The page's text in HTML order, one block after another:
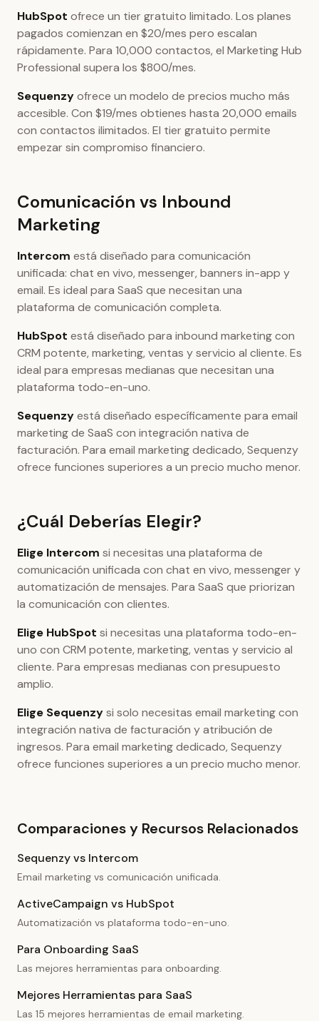
HubSpot ofrece un tier gratuito limitado. Los planes
pagados comienzan en $20/mes pero escalan
rápidamente. Para 10,000 contactos, el Marketing Hub
Professional supera los $800/mes.
Sequenzyofrece un modelo de precios mucho más
accesible. Con $19/mes obtienes hasta 20,000 emails
con contactos ilimitados. El tier gratuito permite
empezar sin compromiso financiero.
Comunicación vs Inbound
Marketing
Intercom está diseñado para comunicación
unificada: chat en vivo, messenger, banners in-app y
email. Es ideal para SaaS que necesitan una
plataforma de comunicación completa.
HubSpot está diseñado para inbound marketing con
CRM potente, marketing, ventas y servicio al cliente. Es
ideal para empresas medianas que necesitan una
plataforma todo-en-uno.
Sequenzyestá diseñado específicamente para email
marketing de SaaS con integración nativa de
facturación. Para email marketing dedicado, Sequenzy
ofrece funciones superiores a un precio mucho menor.
¿Cuál Deberías Elegir?
Elige Intercom si necesitas una plataforma de
comunicación unificada con chat en vivo, messenger y
automatización de mensajes. Para SaaS que priorizan
la comunicación con clientes.
Elige HubSpot si necesitas una plataforma todo-en-
uno con CRM potente, marketing, ventas y servicio al
cliente. Para empresas medianas con presupuesto
amplio.
Elige Sequenzysi solo necesitas email marketing con
integración nativa de facturación y atribución de
ingresos. Para email marketing dedicado, Sequenzy
ofrece funciones superiores a un precio mucho menor.
Comparaciones y Recursos Relacionados
Sequenzy vs Intercom
Email marketing vs comunicación unificada.
ActiveCampaign vs HubSpot
Automatización vs plataforma todo-en-uno.
Para Onboarding SaaS
Las mejores herramientas para onboarding.
Mejores Herramientas para SaaS
Las 15 mejores herramientas de email marketing.